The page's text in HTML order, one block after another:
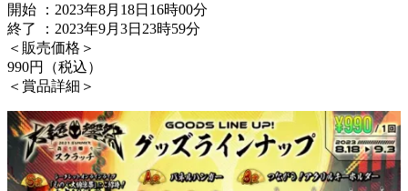
開始 ：2023年8月18日16時00分
終了 ：2023年9月3日23時59分
＜販売価格＞
990円（税込）
＜賞品詳細＞